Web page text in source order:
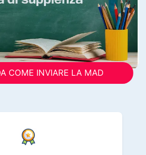
COME INVIARE LA MAD